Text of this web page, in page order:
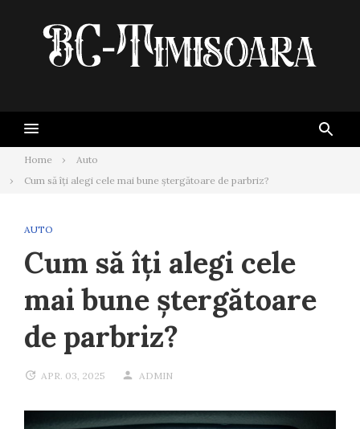
Home
Auto
Cum să îți alegi cele mai bune ștergătoare de parbriz?
AUTO
Cum să îți alegi cele
mai bune ștergătoare
de parbriz?
APR. 03, 2025 ADMIN